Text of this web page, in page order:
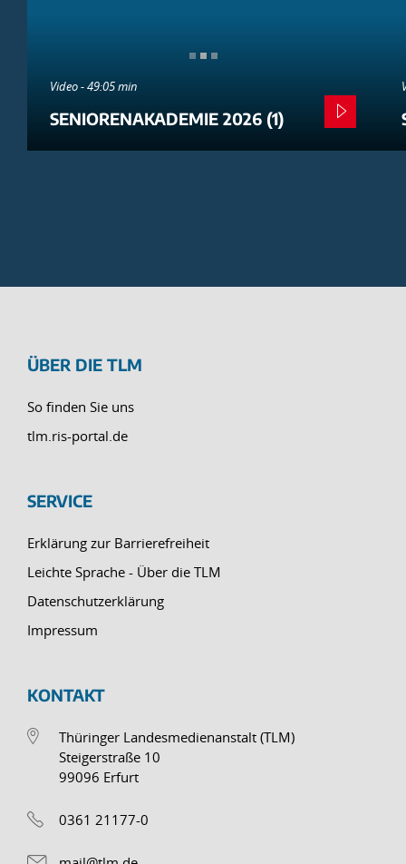
Video - 49:05 min
SENIORENAKADEMIE 2026 (1)
ÜBER DIE TLM
So finden Sie uns
tlm.ris-portal.de
SERVICE
Erklärung zur Barrierefreiheit
Leichte Sprache - Über die TLM
Datenschutzerklärung
Impressum
KONTAKT
Thüringer Landesmedienanstalt (TLM)
Steigerstraße 10
99096 Erfurt
0361 21177-0